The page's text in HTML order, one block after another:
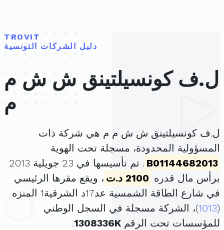
TROVIT
دليل الشركات التونسية
ل.ف كونسيلتينق ش ش م
م
ل.ف كونسيلتينق ش ش م م هي شركة ذات
المسؤولية المحدودة، مسجلة تحت الهوية
B01144682013
. تم تأسيسها في 23 جويلية 2013
برأس مال قدره 2100 د.ت
، ويقع مقرها الرئيسي
في شارع الطاقة الشمسية عد17د الشرقية1 المنزه
(
1013)، الشركة مسجلة في السجل الوطني
للمؤسسات تحت الرقم 1308336K
.